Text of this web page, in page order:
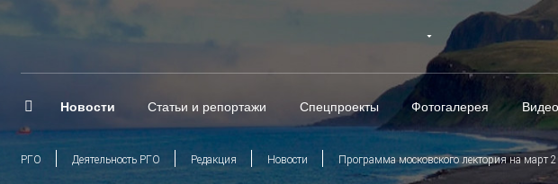
Новости Статьи и репортажи Спецпроекты Фотогалерея
РГО Деятельность РГО Редакция Новости Программа московского лектория на март